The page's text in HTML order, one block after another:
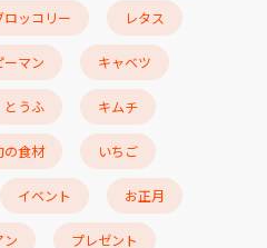
ロッコリー レタス
ーマン キャベツ
とうふ キムチ
の食材 いちご
イベント お正月
ン プレゼント